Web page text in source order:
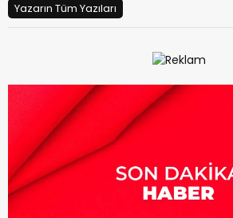
Yazarın Tüm Yazıları